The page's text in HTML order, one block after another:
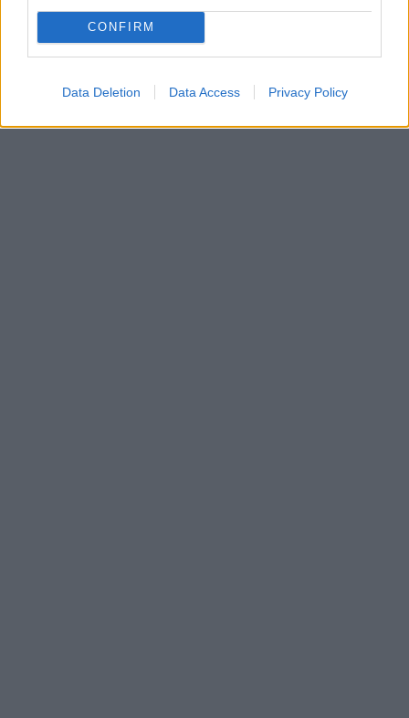
CONFIRM
Data Deletion Data Access Privacy Policy